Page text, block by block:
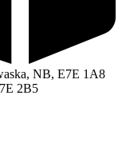
NB, E7E 1A8
2B5